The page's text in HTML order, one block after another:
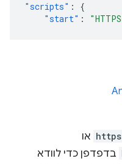
"scripts"
"start":
או
כדי לוודא